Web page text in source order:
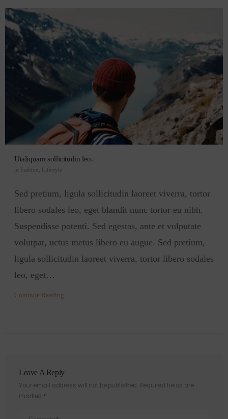
Utaliquam sollicitudin leo.
in Fashion, Lifestyle
Sed pretium, ligula sollicitudin laoreet viverra, tortor
libero sodales leo, eget blandit nunc tortor eu nibh.
Suspendisse potenti. Sed egestas, ante et vulputate
volutpat, uctus metus libero eu augue. Sed pretium,
ligula sollicitudin laoreet viverra, tortor libero sodales
leo, eget…
Continue Reading
Leave A Reply
Your email address will not be published. Required fields are
marked *